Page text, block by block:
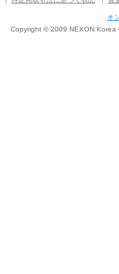
オ
Copyright © 2009 NEXON Korea